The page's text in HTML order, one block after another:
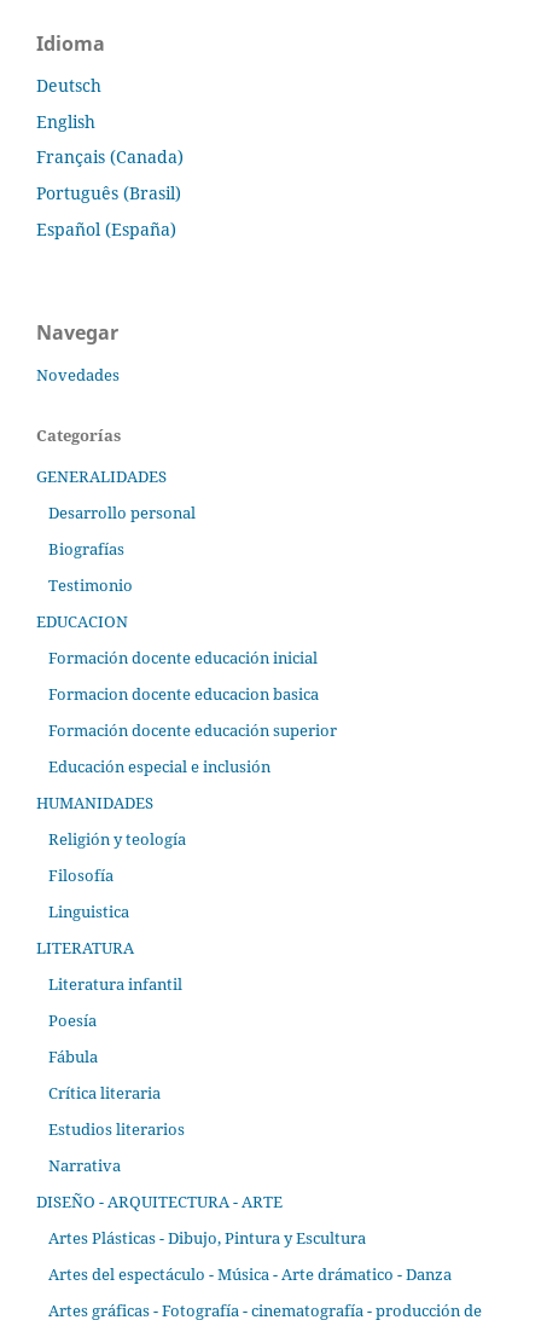
Idioma
Deutsch
English
Français (Canada)
Português (Brasil)
Español (España)
Navegar
Novedades
Categorías
GENERALIDADES
Desarrollo personal
Biografías
Testimonio
EDUCACION
Formación docente educación inicial
Formacion docente educacion basica
Formación docente educación superior
Educación especial e inclusión
HUMANIDADES
Religión y teología
Filosofía
Linguistica
LITERATURA
Literatura infantil
Poesía
Fábula
Crítica literaria
Estudios literarios
Narrativa
DISEÑO - ARQUITECTURA - ARTE
Artes Plásticas - Dibujo, Pintura y Escultura
Artes del espectáculo - Música - Arte drámatico - Danza
Artes gráficas - Fotografía - cinematografía - producción de